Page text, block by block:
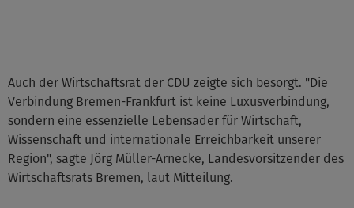
Auch der Wirtschaftsrat der CDU zeigte sich besorgt. "Die
Verbindung Bremen-Frankfurt ist keine Luxusverbindung,
sondern eine essenzielle Lebensader für Wirtschaft,
Wissenschaft und internationale Erreichbarkeit unserer
Region", sagte Jörg Müller-Arnecke, Landesvorsitzender des
Wirtschaftsrats Bremen, laut Mitteilung.